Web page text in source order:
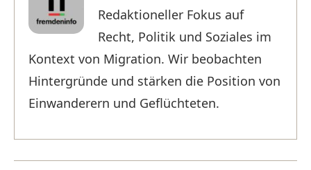
Redaktioneller Fokus auf
Recht, Politik und Soziales im
Kontext von Migration. Wir beobachten
Hintergründe und stärken die Position von
Einwanderern und Geflüchteten.